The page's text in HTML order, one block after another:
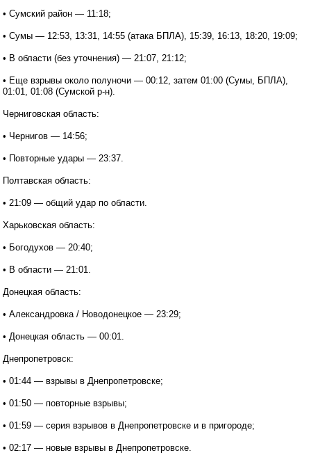
• Сумский район — 11:18;
• Сумы — 12:53, 13:31, 14:55 (атака БПЛА), 15:39, 16:13, 18:20, 19:09;
• В области (без уточнения) — 21:07, 21:12;
• Еще взрывы около полуночи — 00:12, затем 01:00 (Сумы, БПЛА),
01:01, 01:08 (Сумской р-н).
Черниговская область:
• Чернигов — 14:56;
• Повторные удары — 23:37.
Полтавская область:
• 21:09 — общий удар по области.
Харьковская область:
• Богодухов — 20:40;
• В области — 21:01.
Донецкая область:
• Александровка / Новодонецкое — 23:29;
• Донецкая область — 00:01.
Днепропетровск:
• 01:44 — взрывы в Днепропетровске;
• 01:50 — повторные взрывы;
• 01:59 — серия взрывов в Днепропетровске и в пригороде;
• 02:17 — новые взрывы в Днепропетровске.